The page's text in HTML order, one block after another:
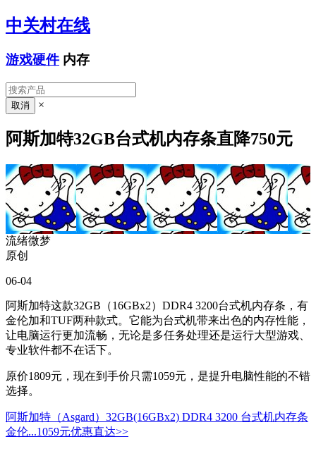
中关村在线
游戏硬件 内存
×
阿斯加特32GB台式机内存条直降750元
流绪微梦
原创
06-04
阿斯加特这款32GB（16GBx2）DDR4 3200台式机内存条，有
金伦加和TUF两种款式。它能为台式机带来出色的内存性能，
让电脑运行更加流畅，无论是多任务处理还是运行大型游戏、
专业软件都不在话下。
原价1809元，现在到手价只需1059元，是提升电脑性能的不错
选择。
阿斯加特（Asgard）32GB(16GBx2) DDR4 3200 台式机内存条
金伦...1059元优惠直达>>